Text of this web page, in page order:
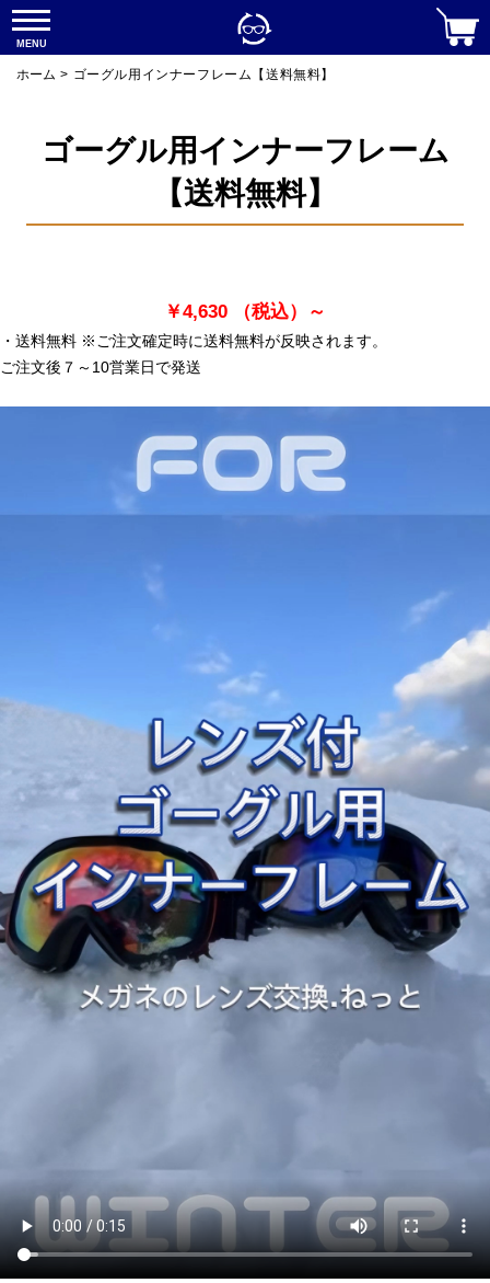
MENU
ホーム > ゴーグル用インナーフレーム【送料無料】
ゴーグル用インナーフレーム
【送料無料】
￥4,630 （税込）～
・送料無料 ※ご注文確定時に送料無料が反映されます。
ご注文後７～10営業日で発送